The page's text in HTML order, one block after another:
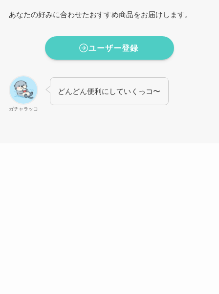
あなたの好みに合わせたおすすめ商品をお届けします。
ユーザー登録
ガチャラッコ
どんどん便利にしていくっコ〜